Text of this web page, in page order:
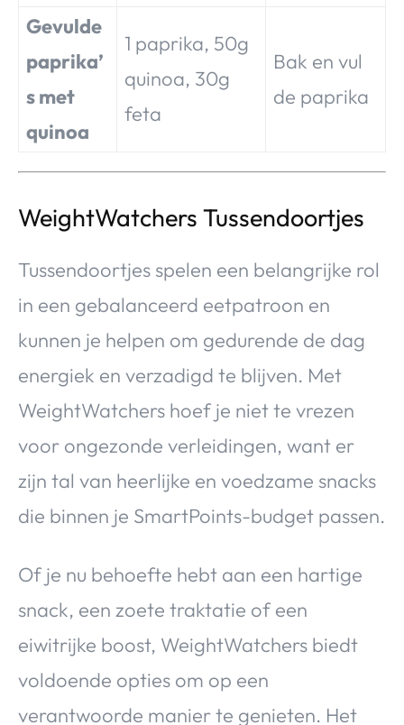
Gevulde
paprika’
s met
quinoa
1 paprika, 50g
quinoa, 30g
feta
Bak en vul
de paprika
WeightWatchers Tussendoortjes
Tussendoortjes spelen een belangrijke rol
in een gebalanceerd eetpatroon en
kunnen je helpen om gedurende de dag
energiek en verzadigd te blijven. Met
WeightWatchers hoef je niet te vrezen
voor ongezonde verleidingen, want er
zijn tal van heerlijke en voedzame snacks
die binnen je SmartPoints-budget passen.
Of je nu behoefte hebt aan een hartige
snack, een zoete traktatie of een
eiwitrijke boost, WeightWatchers biedt
voldoende opties om op een
verantwoorde manier te genieten. Het